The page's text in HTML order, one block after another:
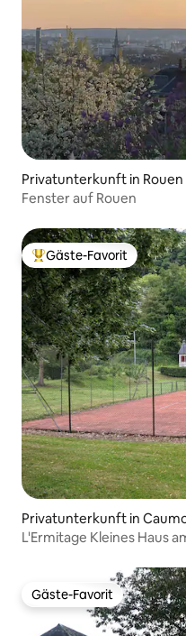
Privatunterkunft in Rouen
Fenster auf Rouen
Beliebter Gäste-Favorit.
Gäste-Favorit
Privatunterkunft in
L'Ermitage Kleines Haus
Gäste-Favorit
Gäste-Favorit